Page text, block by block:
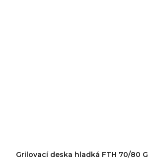
Grilovací deska hladká FTH 70/80 G